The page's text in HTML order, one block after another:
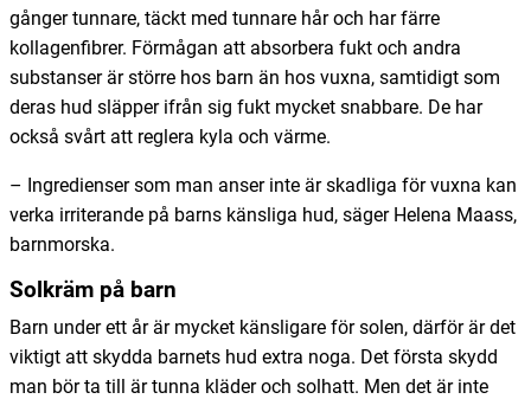
gånger tunnare, täckt med tunnare hår och har färre
kollagenfibrer. Förmågan att absorbera fukt och andra
substanser är större hos barn än hos vuxna, samtidigt som
deras hud släpper ifrån sig fukt mycket snabbare. De har
också svårt att reglera kyla och värme.
– Ingredienser som man anser inte är skadliga för vuxna kan
verka irriterande på barns känsliga hud, säger Helena Maass,
barnmorska.
Solkräm på barn
Barn under ett år är mycket känsligare för solen, därför är det
viktigt att skydda barnets hud extra noga. Det första skydd
man bör ta till är tunna kläder och solhatt. Men det är inte